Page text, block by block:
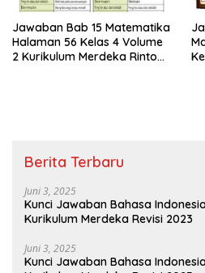
Jawaban Bab 15 Matematika
Halaman 56 Kelas 4 Volume
2 Kurikulum Merdeka Rinto
Berita Terbaru
Juni 3, 2025
Kunci Jawaban Bahasa
Kurikulum Merdeka Revisi 2023
Juni 3, 2025
Kunci Jawaban Bahasa